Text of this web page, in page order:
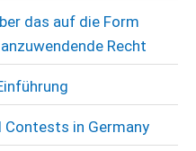
das auf die Form
Recht
Contests in Germany